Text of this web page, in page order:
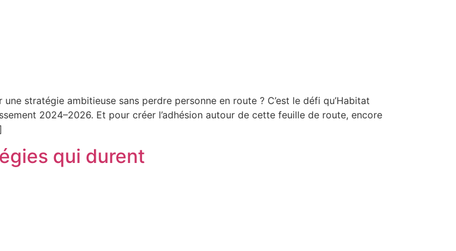
stratégie ambitieuse sans perdre personne en route ? C’est le défi qu’Habitat
2024–2026. Et pour créer l’adhésion autour de cette feuille de route, encore
qui durent